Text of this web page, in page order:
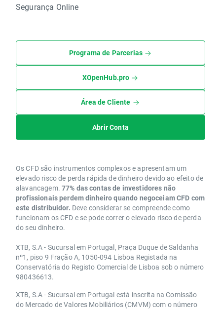
Segurança Online
Programa de Parcerias
XOpenHub.pro
Área de Cliente
Abrir Conta
Os CFD são instrumentos complexos e apresentam um
elevado risco de perda rápida de dinheiro devido ao efeito de
alavancagem. 77% das contas de investidores não
profissionais perdem dinheiro quando negoceiam CFD com
este distribuidor. Deve considerar se compreende como
funcionam os CFD e se pode correr o elevado risco de perda
do seu dinheiro.
XTB, S.A - Sucursal em Portugal, Praça Duque de Saldanha
nº1, piso 9 Fração A, 1050-094 Lisboa Registada na
Conservatória do Registo Comercial de Lisboa sob o número
980436613.
XTB, S.A - Sucursal em Portugal está inscrita na Comissão
do Mercado de Valores Mobiliários (CMVM) com o número